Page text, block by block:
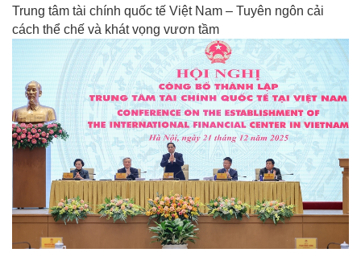
Trung tâm tài chính quốc tế Việt Nam – Tuyên ngôn cải
cách thể chế và khát vọng vươn tầm